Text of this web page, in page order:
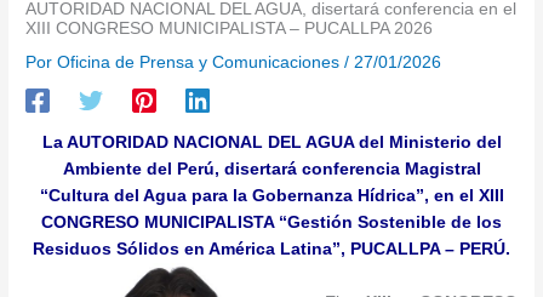
AUTORIDAD NACIONAL DEL AGUA, disertará conferencia en el
XIII CONGRESO MUNICIPALISTA – PUCALLPA 2026
PorOficina de Prensa y Comunicaciones/27/01/2026
La AUTORIDAD NACIONAL DEL AGUA del Ministerio del
Ambiente del Perú, disertará conferencia Magistral
“Cultura del Agua para la Gobernanza Hídrica”, en el XIII
CONGRESO MUNICIPALISTA “Gestión Sostenible de los
Residuos Sólidos en América Latina”, PUCALLPA – PERÚ.